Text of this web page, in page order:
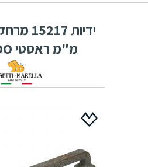
מ"מ ראסטי Brera DO